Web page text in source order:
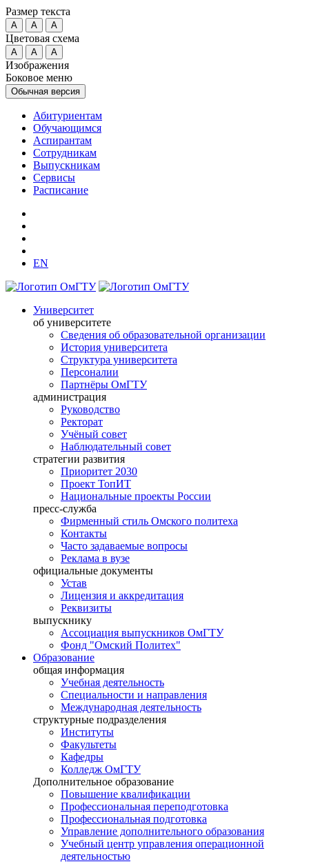
Размер текста
A A A
Цветовая схема
A A A
Изображения
Боковое меню
Обычная версия
Абитуриентам
Обучающимся
Аспирантам
Сотрудникам
Выпускникам
Сервисы
Расписание
EN
Университет
об университете
Сведения об образовательной организации
История университета
Структура университета
Персоналии
Партнёры ОмГТУ
администрация
Руководство
Ректорат
Учёный совет
Наблюдательный совет
стратегии развития
Приоритет 2030
Проект ТопИТ
Национальные проекты России
пресс-служба
Фирменный стиль Омского политеха
Контакты
Часто задаваемые вопросы
Реклама в вузе
официальные документы
Устав
Лицензия и аккредитация
Реквизиты
выпускнику
Ассоциация выпускников ОмГТУ
Фонд "Омский Политех"
Образование
общая информация
Учебная деятельность
Специальности и направления
Международная деятельность
структурные подразделения
Институты
Факультеты
Кафедры
Колледж ОмГТУ
Дополнительное образование
Повышение квалификации
Профессиональная переподготовка
Профессиональная подготовка
Управление дополнительного образования
Учебный центр управления операционной
деятельностью